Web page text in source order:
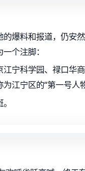
爆料和报道，仍安
个注脚：
宁科学园、禄口华
江宁区的“第一号人